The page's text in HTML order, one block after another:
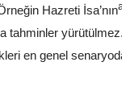
Hazreti İsa’nın
tahminler
en genel